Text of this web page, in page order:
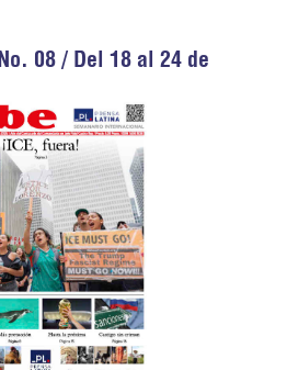
08 / Del 18 al 24 de